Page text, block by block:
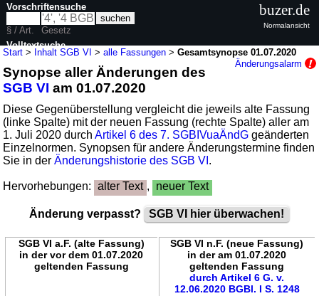
Start > Inhalt SGB VI >alle Fassungen >Gesamtsynopse 01.07.2020
Änderungsalarm
Synopse aller Änderungen des
SGB VI am 01.07.2020
Diese Gegenüberstellung vergleicht die jeweils alte Fassung
(linke Spalte) mit der neuen Fassung (rechte Spalte) aller am
1. Juli 2020 durchArtikel 6 des 7. SGBIVuaÄndG geänderten
Einzelnormen. Synopsen für andere Änderungstermine finden
Sie in derÄnderungshistorie des SGB VI .
Hervorhebungen: alter Text , neuer Text
Änderung verpasst? SGB VI hier überwachen!
SGB VI a.F. (alte Fassung)
in der vor dem 01.07.2020
geltenden Fassung
SGB VI n.F. (neue Fassung)
in der am 01.07.2020
geltenden Fassung
durch Artikel 6 G. v.
12.06.2020 BGBl. I S. 1248
Vorschriftensuche
§ / Art.
Gesetz
Volltextsuche
nur in SGB VI
buzer.de
Normalansicht